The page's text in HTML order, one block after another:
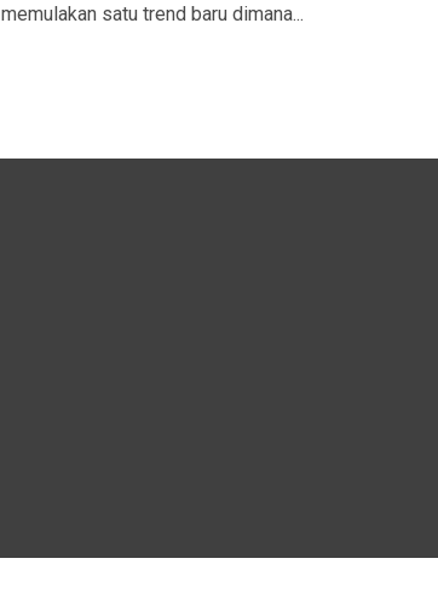
satu trend baru dimana...